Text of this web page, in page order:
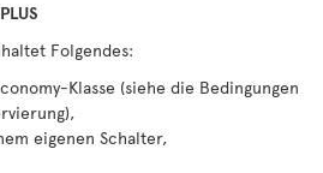
Folgendes:
Klasse (siehe die Bedingungen
eigenen Schalter,